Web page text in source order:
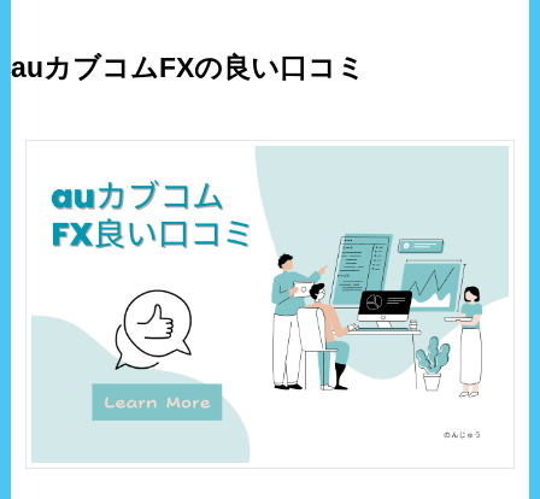
auカブコムFXの良い口コミ